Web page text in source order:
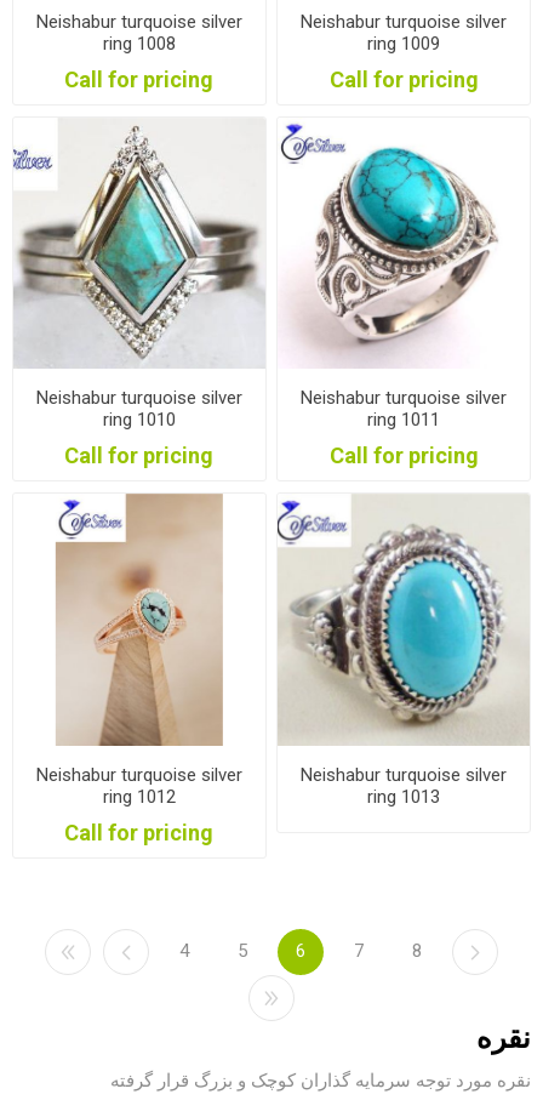
Neishabur turquoise silver
ring 1008
Call for pricing
Neishabur turquoise silver
ring 1009
Call for pricing
Neishabur turquoise silver
ring 1010
Call for pricing
Neishabur turquoise silver
ring 1011
Call for pricing
Neishabur turquoise silver
ring 1012
Call for pricing
Neishabur turquoise silver
ring 1013
4 5 6 7 8
نقره
نقره مورد توجه سرمایه گذاران کوچک و بزرگ قرار گرفته